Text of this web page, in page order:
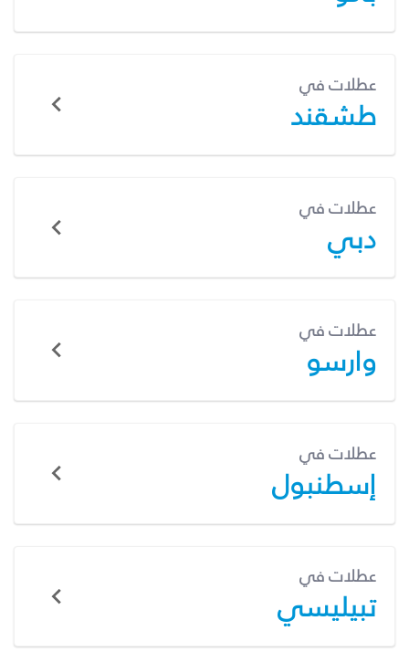
عطلات في
طشقند
عطلات في
دبي
عطلات في
وارسو
عطلات في
إسطنبول
عطلات في
تبيليسي